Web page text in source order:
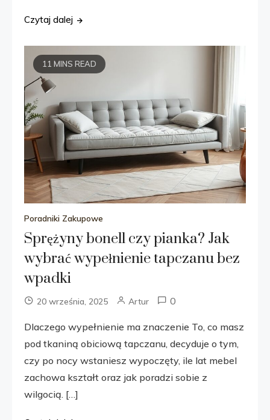
Czytaj dalej
11 MINS READ
Poradniki Zakupowe
Sprężyny bonell czy pianka? Jak
wybrać wypełnienie tapczanu bez
wpadki
20 września, 2025 Artur 0
Dlaczego wypełnienie ma znaczenie To, co masz
pod tkaniną obiciową tapczanu, decyduje o tym,
czy po nocy wstaniesz wypoczęty, ile lat mebel
zachowa kształt oraz jak poradzi sobie z
wilgocią. […]